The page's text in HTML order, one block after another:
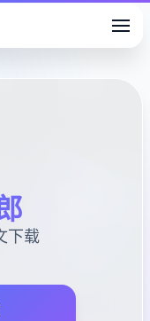
下载